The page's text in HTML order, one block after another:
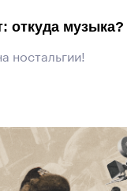
откуда
ностальгии!